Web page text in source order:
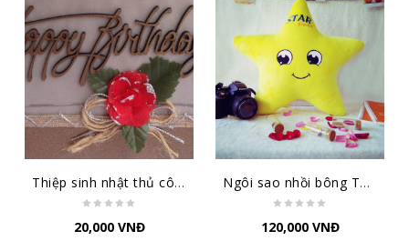
Thiệp sinh nhật thủ công đại lớn SN-DL-1501
20,000 VNĐ
Ngôi sao nhồi bông TBNS
120,000 VNĐ